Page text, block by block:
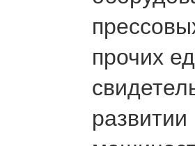
прочих
развитии